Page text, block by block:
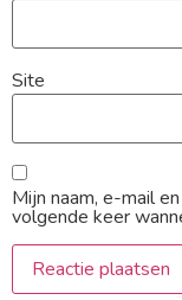
Site
Mijn naam, e-mail
volgende keer